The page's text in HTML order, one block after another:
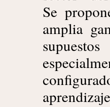
Se
amplia
aprendizaje
modo
resolver